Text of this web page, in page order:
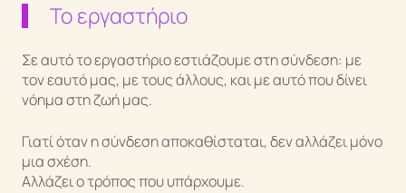
Το εργαστήριο
Σε αυτό το εργαστήριο εστιάζουμε στη σύνδεση: με
τον εαυτό μας, με τους άλλους, και με αυτό που δίνει
νόημα στη ζωή μας.
Γιατί όταν η σύνδεση αποκαθίσταται, δεν αλλάζει μόνο
μια σχέση.
Αλλάζει ο τρόπος που υπάρχουμε.